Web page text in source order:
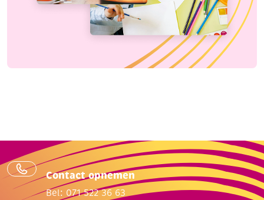
Contact opnemen
Bel: 071 522 36 63